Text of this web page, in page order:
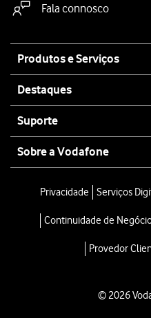
Fala connosco
map
Produtos e Serviços
Destaques
Suporte
Sobre a Vodafone
Privacidade Serviços
Continuidade de
Provedor
© 2026